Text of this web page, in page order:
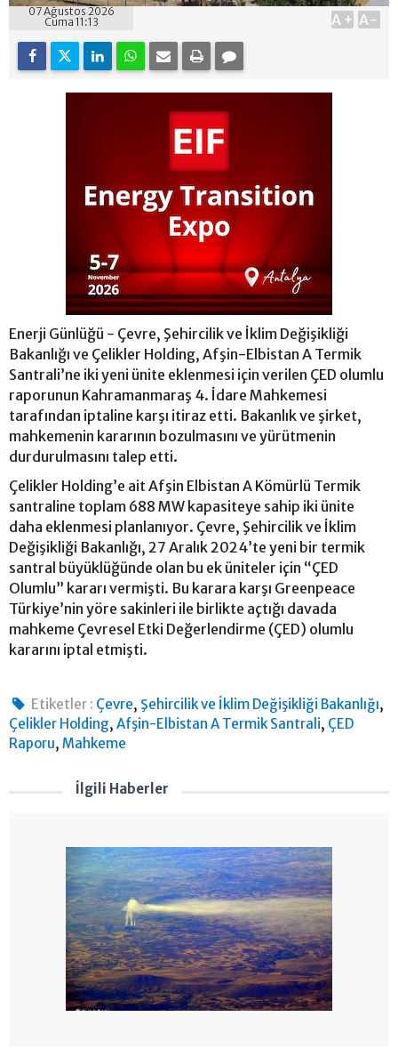
07 Ağustos 2026
Cuma 11:13
A+ A-
Enerji Günlüğü - Çevre, Şehircilik ve İklim Değişikliği
Bakanlığı ve Çelikler Holding, Afşin-Elbistan A Termik
Santrali’ne iki yeni ünite eklenmesi için verilen ÇED olumlu
raporunun Kahramanmaraş 4. İdare Mahkemesi
tarafından iptaline karşı itiraz etti. Bakanlık ve şirket,
mahkemenin kararının bozulmasını ve yürütmenin
durdurulmasını talep etti.
Çelikler Holding’e ait Afşin Elbistan A Kömürlü Termik
santraline toplam 688 MW kapasiteye sahip iki ünite
daha eklenmesi planlanıyor. Çevre, Şehircilik ve İklim
Değişikliği Bakanlığı, 27 Aralık 2024’te yeni bir termik
santral büyüklüğünde olan bu ek üniteler için “ÇED
Olumlu” kararı vermişti. Bu karara karşı Greenpeace
Türkiye’nin yöre sakinleri ile birlikte açtığı davada
mahkeme Çevresel Etki Değerlendirme (ÇED) olumlu
kararını iptal etmişti.
Etiketler : Çevre, Şehircilik ve İklim Değişikliği Bakanlığı,
Çelikler Holding, Afşin-Elbistan A Termik Santrali, ÇED
Raporu, Mahkeme
İlgili Haberler